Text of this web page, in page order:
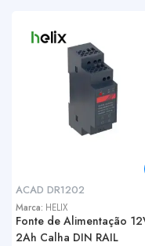
ACAD DR1202
Marca: HELIX
Fonte de Alimentação
2Ah Calha DIN RAIL